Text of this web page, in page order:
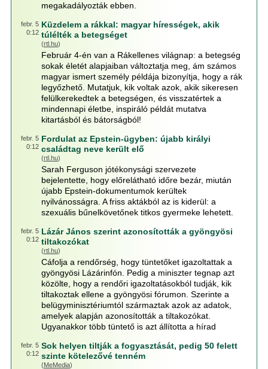
megakadályozták ebben.
febr. 5
0:12
Küzdelem a rákkal: magyar hírességek, akik
túlélték a betegséget
(rtl.hu)
Február 4-én van a Rákellenes világnap: a betegség
sokak életét alapjaiban változtatja meg, ám számos
magyar ismert személy példája bizonyítja, hogy a rák
legyőzhető. Mutatjuk, kik voltak azok, akik sikeresen
felülkerekedtek a betegségen, és visszatértek a
mindennapi életbe, inspiráló példát mutatva
kitartásból és bátorságból!
febr. 5
0:12
Fordulat az Epstein-ügyben: újabb királyi
családtag neve került elő
(rtl.hu)
Sarah Ferguson jótékonysági szervezete
bejelentette, hogy előrelátható időre bezár, miután
újabb Epstein-dokumentumok kerültek
nyilvánosságra. A friss aktákból az is kiderül: a
szexuális bűnelkövetőnek titkos gyermeke lehetett.
febr. 5
0:12
Lázár János szerint azonosították a gyöngyösi
tiltakozókat
(rtl.hu)
Cáfolja a rendőrség, hogy tüntetőket igazoltattak a
gyöngyösi Lázárinfón. Pedig a miniszter tegnap azt
közölte, hogy a rendőri igazoltatásokból tudják, kik
tiltakoztak ellene a gyöngyösi fórumon. Szerinte a
belügyminisztériumtól származtak azok az adatok,
amelyek alapján azonosították a tiltakozókat.
Ugyanakkor több tüntető is azt állította a hírad
febr. 5
0:12
Sok helyen tiltják a fogyasztását, pedig 50 felett
szinte kötelezővé tenném
(MeMedia)